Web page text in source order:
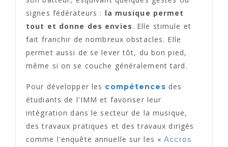
signes fédérateurs : la musique permet
tout et donne des envies. Elle stimule et
fait franchir de nombreux obstacles. Elle
permet aussi de se lever tôt, du bon pied,
même si on se couche généralement tard.
Pour développer les compétences des
étudiants de l'IMM et favoriser leur
intégration dans le secteur de la musique,
des travaux pratiques et des travaux dirigés
comme l'enquête annuelle sur les «Accros